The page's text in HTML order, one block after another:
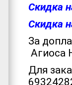
Скидка
Скидка
За
Агиоса
Для